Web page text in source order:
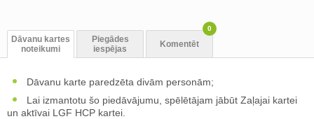
Dāvanu kartes
noteikumi
Piegādes
iespējas
Komentēt
0
Dāvanu karte paredzēta divām personām;
Lai izmantotu šo piedāvājumu, spēlētājam jābūt Zaļajai kartei
un aktīvai LGF HCP kartei.